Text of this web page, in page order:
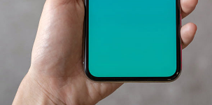
Mobile Coin View App
DEVELOPMENT